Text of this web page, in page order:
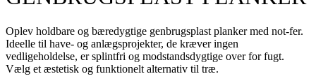
Oplev holdbare og bæredygtige genbrugsplast planker med not-fer.
Ideelle til have- og anlægsprojekter, de kræver ingen
vedligeholdelse, er splintfri og modstandsdygtige over for fugt.
Vælg et æstetisk og funktionelt alternativ til træ.